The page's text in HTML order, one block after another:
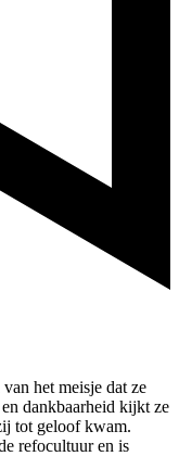
het meisje dat ze
dankbaarheid kijkt ze
tot geloof kwam.
refocultuur en is